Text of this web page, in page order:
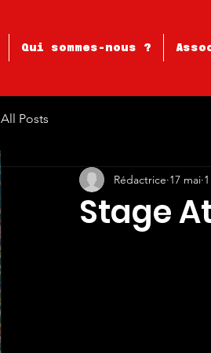
Qui sommes-nous ?
All Posts
Stage
Rédactrice 17 mai